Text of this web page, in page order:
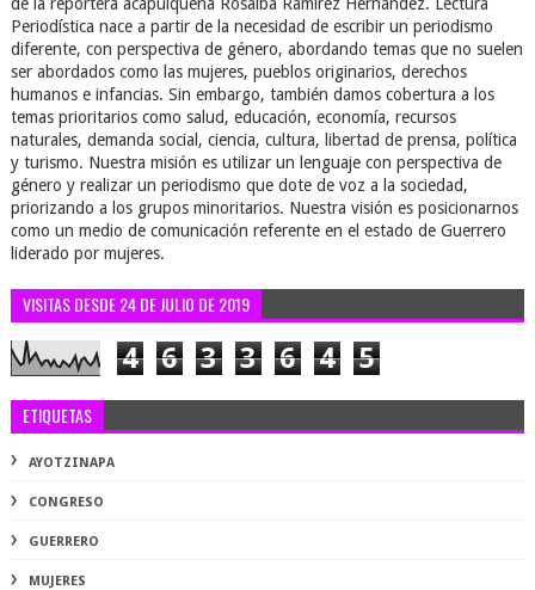
Periodística nace a partir de la necesidad de escribir un periodismo
diferente, con perspectiva de género, abordando temas que no suelen
ser abordados como las mujeres, pueblos originarios, derechos
humanos e infancias. Sin embargo, también damos cobertura a los
temas prioritarios como salud, educación, economía, recursos
naturales, demanda social, ciencia, cultura, libertad de prensa, política
y turismo. Nuestra misión es utilizar un lenguaje con perspectiva de
género y realizar un periodismo que dote de voz a la sociedad,
priorizando a los grupos minoritarios. Nuestra visión es posicionarnos
como un medio de comunicación referente en el estado de Guerrero
liderado por mujeres.
VISITAS DESDE 24 DE JULIO DE 2019
4 6 3 3 6 4 5
ETIQUETAS
AYOTZINAPA
CONGRESO
GUERRERO
MUJERES